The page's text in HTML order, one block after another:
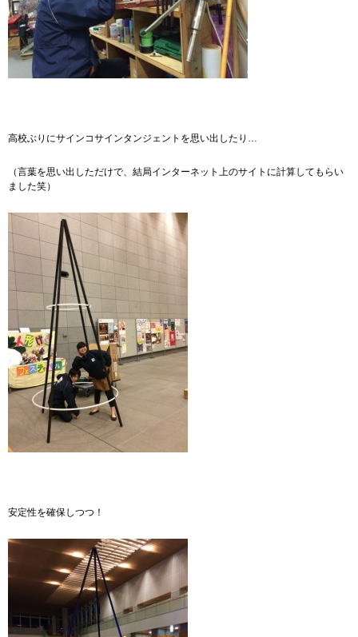
高校ぶりにサインコサインタンジェントを思い出したり…
（言葉を思い出しただけで、結局インターネット上のサイトに計算してもらい
ました笑）
安定性を確保しつつ！